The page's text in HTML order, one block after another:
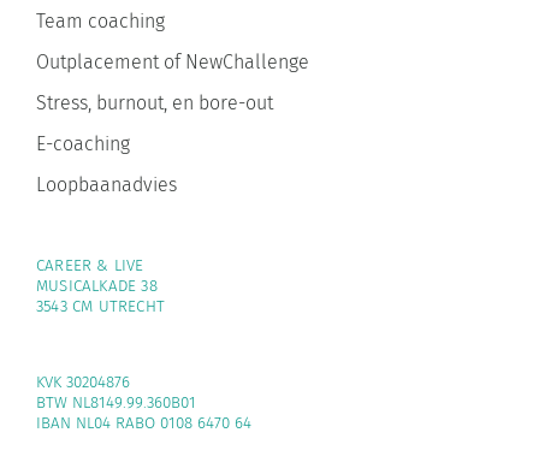
Team coaching
Outplacement of NewChallenge
Stress, burnout, en bore-out
E-coaching
Loopbaanadvies
CAREER & LIVE
MUSICALKADE 38
3543 CM UTRECHT
KVK 30204876
BTW NL8149.99.360B01
IBAN NL04 RABO 0108 6470 64